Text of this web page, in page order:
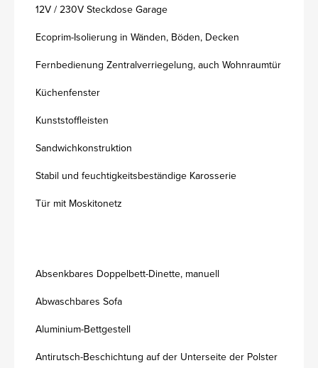
12V / 230V Steckdose Garage
Ecoprim-Isolierung in Wänden, Böden, Decken
Fernbedienung Zentralverriegelung, auch Wohnraumtür
Küchenfenster
Kunststoffleisten
Sandwichkonstruktion
Stabil und feuchtigkeitsbeständige Karosserie
Tür mit Moskitonetz
Absenkbares Doppelbett-Dinette, manuell
Abwaschbares Sofa
Aluminium-Bettgestell
Antirutsch-Beschichtung auf der Unterseite der Polster